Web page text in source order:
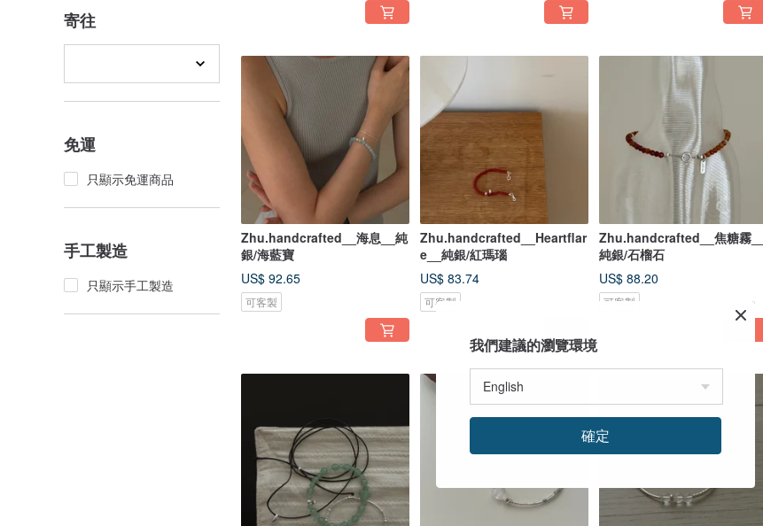
寄往
免運
只顯示免運商品
手工製造
只顯示手工製造
Zhu.handcrafted__海息__純
銀/海藍寶
US$ 92.65
可客製
Zhu.handcrafted__Heartflar
e__純銀/紅瑪瑙
US$ 83.74
可客製
Zhu.handcrafted__焦糖霧__
純銀/石榴石
US$ 88.20
可客製
我們建議的瀏覽環境
確定